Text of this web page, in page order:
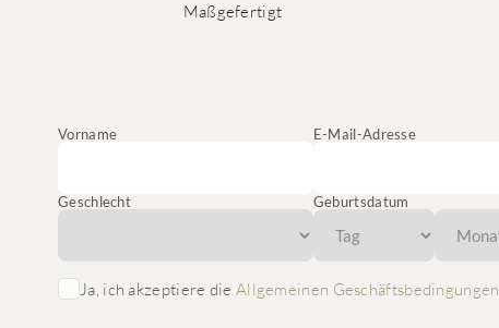
Maßgefertigt
Vorname E-Mail-Adresse
Geschlecht Geburtsdatum
Ja, ich akzeptiere die Allgemeinen Geschäftsbedingungen